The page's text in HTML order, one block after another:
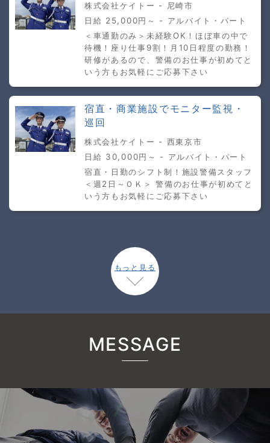
株式会社ケイトー - 尼崎市
日給 25,000円～ - アルバイト・パート
＜車通勤のみ＞未経験OK！ほぼ車の中で
待機！座り仕事9割！月10日程度の勤務！
研修があるので、警備のお仕事が初めてと
いう方もお気軽にご応募下さい
宿直・商業施設でモニター監視・
巡回
株式会社ケイトー - 西東京市
日給 30,000円～ - アルバイト・パート
宿直・日勤のシフト制！施設警備スタッフ
＜週2日～ＯＫ＞ 警備のお仕事が初めてと
いう方もお気軽にご応募下さい
もっと見る
MESSAGE